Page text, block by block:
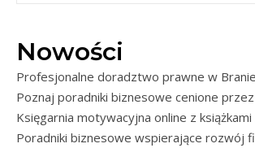
Nowości
Profesjonalne doradztwo prawne w
Poznaj poradniki biznesowe cenione
Księgarnia motywacyjna online z
Poradniki biznesowe wspierające rozwój